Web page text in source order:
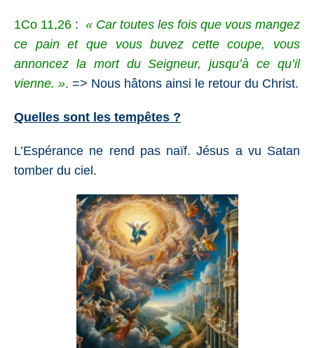
1Co 11,26 : « Car toutes les fois que vous mangez
ce pain et que vous buvez cette coupe, vous
annoncez la mort du Seigneur, jusqu’à ce qu’il
vienne. ». => Nous hâtons ainsi le retour du Christ.
Quelles sont les tempêtes ?
L’Espérance ne rend pas naïf. Jésus a vu Satan
tomber du ciel.